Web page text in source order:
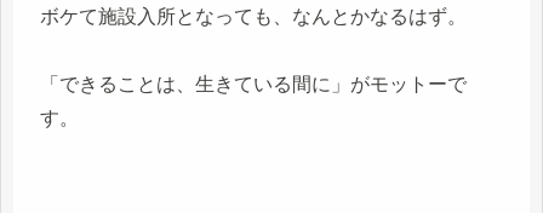
ボケて施設入所となっても、なんとかなるはず。
「できることは、生きている間に」がモットーで
す。